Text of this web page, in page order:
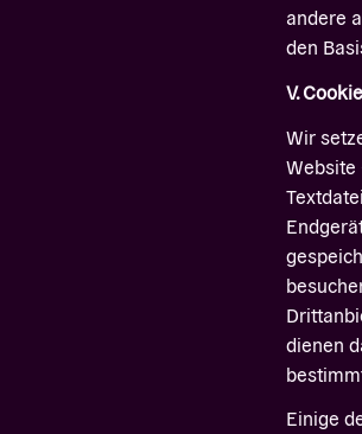
andere
den
V.
Wir
Website
dienen
Einige